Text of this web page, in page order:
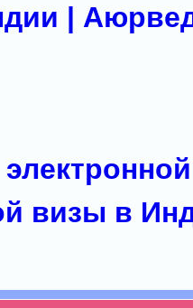
|
визы в